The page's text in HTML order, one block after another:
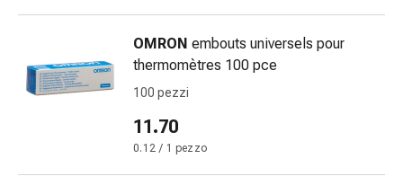
compressivi
Medicazioni
Bende,
nastri
accessori
Medicazioni
OMRON embouts universels pour
thermomètres 100 pce
100 pezzi
11.70
0.12 / 1 pezzo